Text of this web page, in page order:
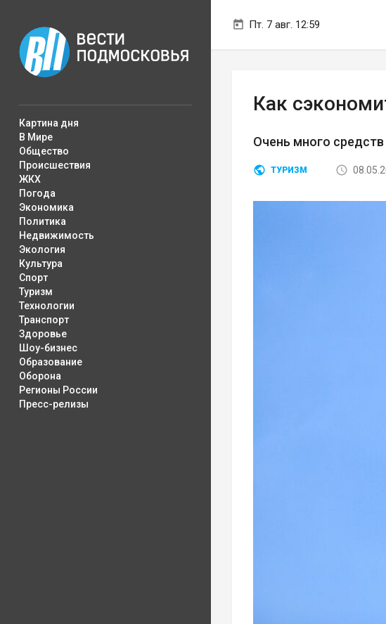
Пт. 7 авг. 12:59
Картина дня
В Мире
Общество
Происшествия
ЖКХ
Погода
Экономика
Политика
Недвижимость
Экология
Культура
Спорт
Туризм
Технологии
Транспорт
Здоровье
Шоу-бизнес
Образование
Оборона
Регионы России
Пресс-релизы
Как
Очень много
ТУРИЗМ